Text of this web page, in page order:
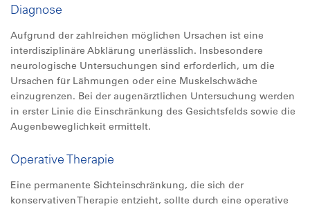
Diagnose
Aufgrund der zahlreichen möglichen Ursachen ist eine
interdisziplinäre Abklärung unerlässlich. Insbesondere
neurologische Untersuchungen sind erforderlich, um die
Ursachen für Lähmungen oder eine Muskelschwäche
einzugrenzen. Bei der augenärztlichen Untersuchung werden
in erster Linie die Einschränkung des Gesichtsfelds sowie die
Augenbeweglichkeit ermittelt.
Operative Therapie
Eine permanente Sichteinschränkung, die sich der
konservativen Therapie entzieht, sollte durch eine operative